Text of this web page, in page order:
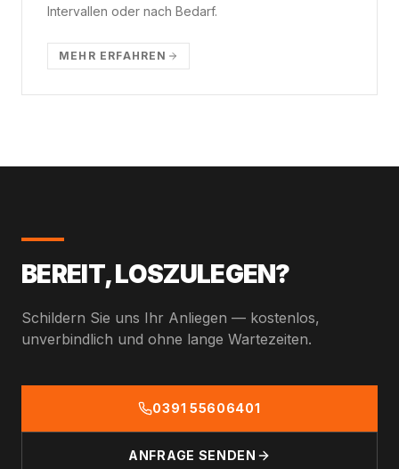
Intervallen oder nach Bedarf.
MEHR ERFAHREN
BEREIT, LOSZULEGEN?
Schildern Sie uns Ihr Anliegen — kostenlos,
unverbindlich und ohne lange Wartezeiten.
0391 55606401
ANFRAGE SENDEN